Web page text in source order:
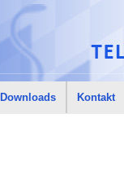
Downloads Kontakt